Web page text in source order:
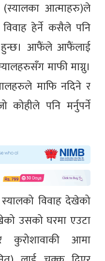
आत्माहरु)ले
हेर्ने कसैले पनि
हुन्छ। आफैंले आफैंलाई
माफी माग्नु।
माफि नदिने र
कोहीले पनि मर्नुपर्ने
विवाह देखेको
उसको घरमा एउटा
कुरोशावाकी आमा